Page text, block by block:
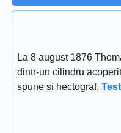
La 8 august 1876
dintr-un cilindru
spune si hectograf.